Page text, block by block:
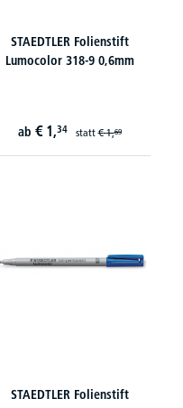
STAEDTLER Folienstift
Lumocolor 318-9 0,6mm
ab € 1,34 statt€ 1,69
STAEDTLER Folienstift